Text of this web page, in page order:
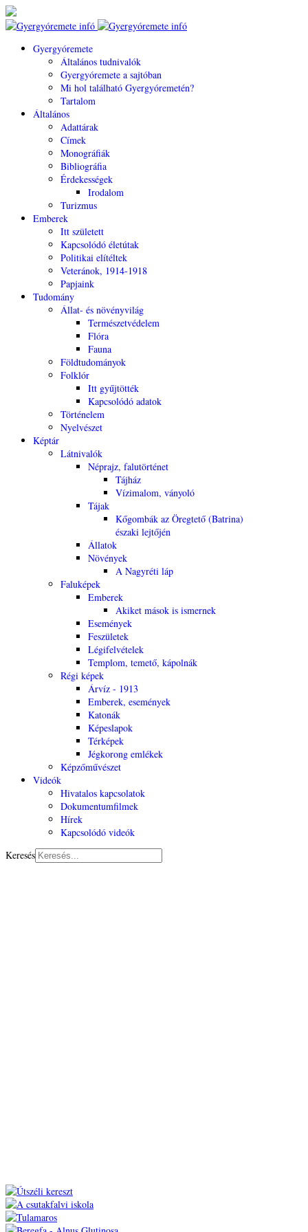
Gyergyóremete
Általános tudnivalók
Gyergyóremete a sajtóban
Mi hol található Gyergyóremetén?
Tartalom
Általános
Adattárak
Címek
Monográfiák
Bibliográfia
Érdekességek
Irodalom
Turizmus
Emberek
Itt született
Kapcsolódó életútak
Politikai elítéltek
Veteránok, 1914-1918
Papjaink
Tudomány
Állat- és növényvilág
Természetvédelem
Flóra
Fauna
Földtudományok
Folklór
Itt gyűjtötték
Kapcsolódó adatok
Történelem
Nyelvészet
Képtár
Látnivalók
Néprajz, falutörténet
Tájház
Vízimalom, ványoló
Tájak
Kőgombák az Öregtető (Batrina)
északi lejtőjén
Állatok
Növények
A Nagyréti láp
Faluképek
Emberek
Akiket mások is ismernek
Események
Feszületek
Légifelvételek
Templom, temető, kápolnák
Régi képek
Árvíz - 1913
Emberek, események
Katonák
Képeslapok
Térképek
Jégkorong emlékek
Képzőművészet
Videók
Hivatalos kapcsolatok
Dokumentumfilmek
Hírek
Kapcsolódó videók
Keresés